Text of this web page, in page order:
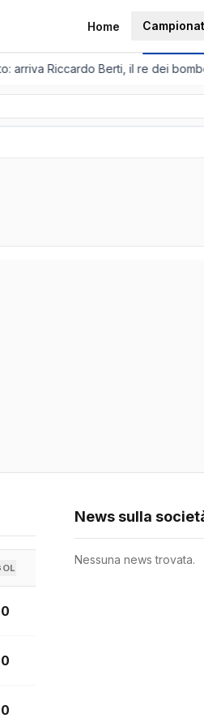
Home
arriva Riccardo Berti, il re dei
0
0
0
News sulla
Nessuna news trovata.